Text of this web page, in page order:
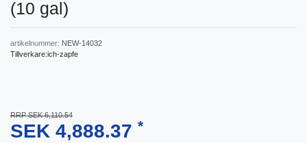
(10 gal)
artikelnummer: NEW-14032
Tillverkare:ich-zapfe
RRP SEK 6,110.54
SEK 4,888.37 *